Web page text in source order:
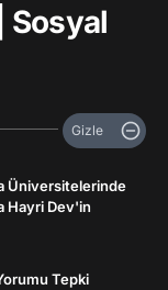
Sosyal
Gizle
Üniversitelerinde
Hayri Dev'in
Tepki